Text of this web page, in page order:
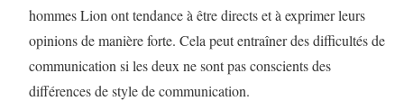
hommes Lion ont tendance à être directs et à exprimer leurs
opinions de manière forte. Cela peut entraîner des difficultés de
communication si les deux ne sont pas conscients des
différences de style de communication.